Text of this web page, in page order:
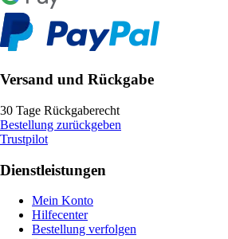
Versand und Rückgabe
30 Tage Rückgaberecht
Bestellung zurückgeben
Trustpilot
Dienstleistungen
Mein Konto
Hilfecenter
Bestellung verfolgen